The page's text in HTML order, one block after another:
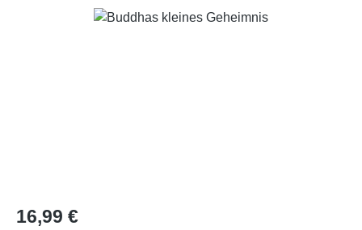
Bildergalerie überspringen
Regulärer Preis:
16,99 €